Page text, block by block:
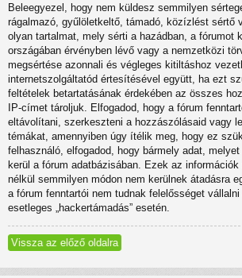
Beleegyezel, hogy nem küldesz semmilyen
rágalmazó, gyűlöletkeltő, támadó, közízlést sértő
olyan tartalmat, mely sérti a hazádban, a fórumot
országában érvényben lévő vagy a nemzetközi
megsértése azonnali és végleges kitiltáshoz
internetszolgáltatód értesítésével együtt, ha ezt
feltételek betartatásának érdekében az összes
IP-címet tároljuk. Elfogadod, hogy a fórum
eltávolítani, szerkeszteni a hozzászólásaid vagy
témákat, amennyiben úgy ítélik meg, hogy ez
felhasználó, elfogadod, hogy bármely adat,
kerül a fórum adatbázisában. Ezek az információk
nélkül semmilyen módon nem kerülnek átadásra
a fórum fenntartói nem tudnak felelősséget
esetleges „hackertámadás” esetén.
Vissza az előző oldalra